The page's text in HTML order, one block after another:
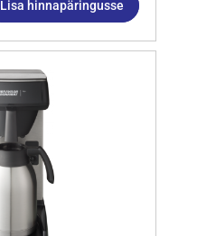
Lisa hinnapäringusse